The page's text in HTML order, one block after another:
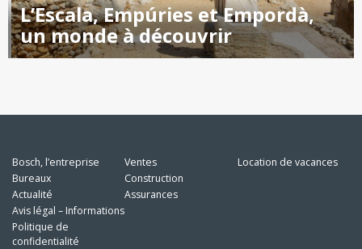
L’Escala, Empúries et Empordà,
un monde à découvrir
Bosch, l’entreprise
Bureaux
Actualité
Avis légal – Informations
Politique de
confidentialité
Ventes
Construction
Assurances
Location de vacances